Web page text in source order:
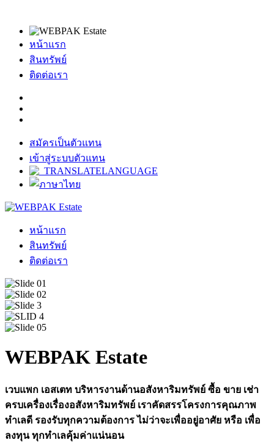
หน้าแรก
สินทรัพย์
ติดต่อเรา
สมัครเป็นตัวแทน
เข้าสู่ระบบตัวแทน
หน้าแรก
สินทรัพย์
ติดต่อเรา
WEBPAK Estate
เวบแพก เอสเตท บริหารงานด้านอสังหาริมทรัพย์ ซื้อ ขาย เช่า
ครบเครื่องเรื่องอสังหาริมทรัพย์ เราคัดสรรโครงการคุณภาพ
ทำเลดี รองรับทุกความต้องการ ไม่ว่าจะเพื่ออยู่อาศัย หรือ เพื่อ
ลงทุน ทุกทำเลคุ้มค่าแน่นอน